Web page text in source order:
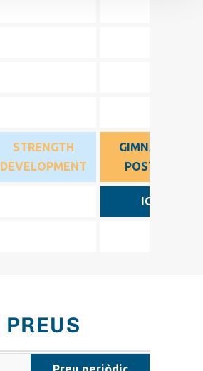
STRENGTH
DEVELOPMENT
GIMNÀSTICA
POSTURAL
IOGA
PREUS